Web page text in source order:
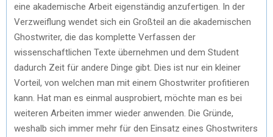
eine akademische Arbeit eigenständig anzufertigen. In der
Verzweiflung wendet sich ein Großteil an die akademischen
Ghostwriter, die das komplette Verfassen der
wissenschaftlichen Texte übernehmen und dem Student
dadurch Zeit für andere Dinge gibt. Dies ist nur ein kleiner
Vorteil, von welchen man mit einem Ghostwriter profitieren
kann. Hat man es einmal ausprobiert, möchte man es bei
weiteren Arbeiten immer wieder anwenden. Die Gründe,
weshalb sich immer mehr für den Einsatz eines Ghostwriters